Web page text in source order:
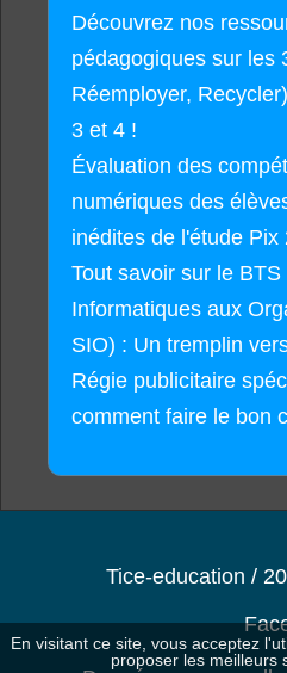
Découvrez nos
pédagogiques sur les
Réemployer,
3 et 4 !
Évaluation des
numériques des
inédites de l'étude Pix
Tout savoir sur le
Informatiques aux
SIO) : Un tremplin
Régie publicitaire
comment faire le bon
Tice-education /
En visitant ce site, vous acceptez
proposer les meilleurs